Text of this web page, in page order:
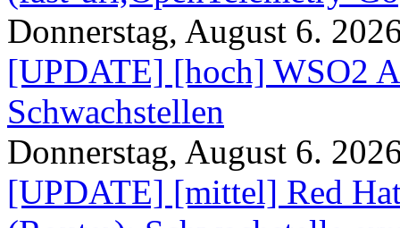
Donnerstag, August 6.
[UPDATE] [hoch] WSO2
Schwachstellen
Donnerstag, August 6.
[UPDATE] [mittel] Red